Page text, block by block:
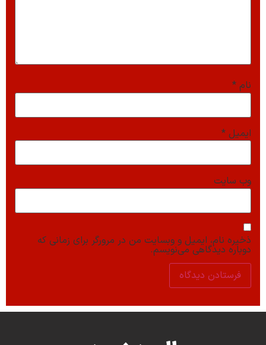
نام *
ایمیل *
وب‌ سایت
ذخیره نام، ایمیل و وبسایت من در مرورگر برای زمانی که
دوباره دیدگاهی می‌نویسم.